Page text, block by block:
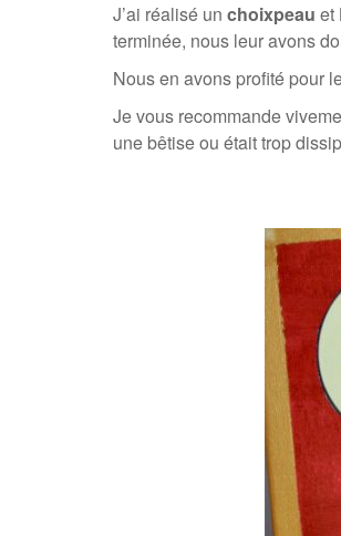
J’ai réalisé un choixpeau et
terminée, nous leur avons
Nous en avons profité pour
Je vous recommande
une bêtise ou était trop